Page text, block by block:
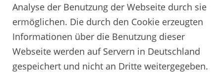
Analyse der Benutzung der Webseite durch sie
ermöglichen. Die durch den Cookie erzeugten
Informationen über die Benutzung dieser
Webseite werden auf Servern in Deutschland
gespeichert und nicht an Dritte weitergegeben.